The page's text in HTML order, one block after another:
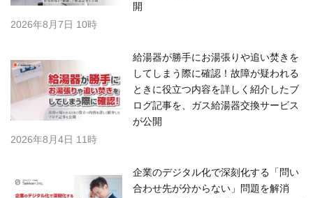
開
2026年8月7日 10時
給湯器が勝手にお湯張りや追い焚きを
してしまう際に確認！故障が疑われる
ときに役立つ内容を詳しく紹介したブ
ログ記事を、ガス給湯器交換サービス
が公開
2026年8月4日 11時
企業のデジタル化で深刻化する「問い
合わせ先が分からない」問題を解消